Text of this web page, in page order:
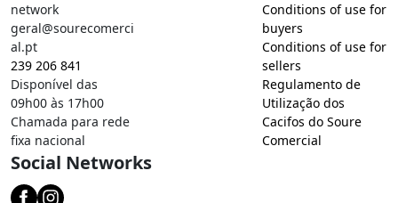
network
geral@sourecomerci
al.pt
239 206 841
Disponível das
09h00 às 17h00
Chamada para rede
fixa nacional
Conditions of use for
buyers
Conditions of use for
sellers
Regulamento de
Utilização dos
Cacifos do Soure
Comercial
Social Networks